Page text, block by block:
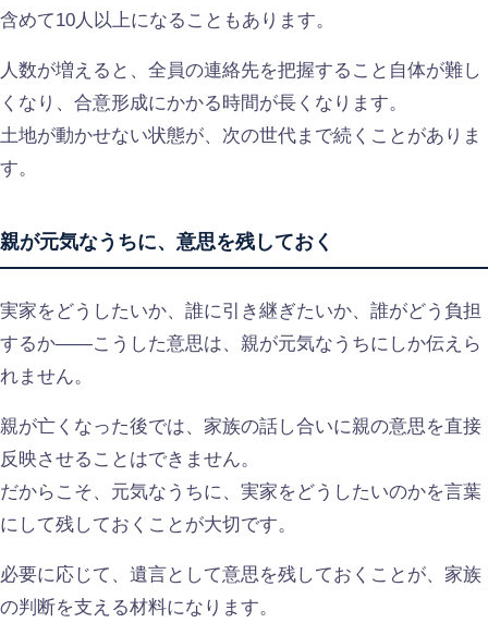
含めて10人以上になることもあります。
人数が増えると、全員の連絡先を把握すること自体が難し
くなり、合意形成にかかる時間が長くなります。
土地が動かせない状態が、次の世代まで続くことがありま
す。
親が元気なうちに、意思を残しておく
実家をどうしたいか、誰に引き継ぎたいか、誰がどう負担
するか——こうした意思は、親が元気なうちにしか伝えら
れません。
親が亡くなった後では、家族の話し合いに親の意思を直接
反映させることはできません。
だからこそ、元気なうちに、実家をどうしたいのかを言葉
にして残しておくことが大切です。
必要に応じて、遺言として意思を残しておくことが、家族
の判断を支える材料になります。